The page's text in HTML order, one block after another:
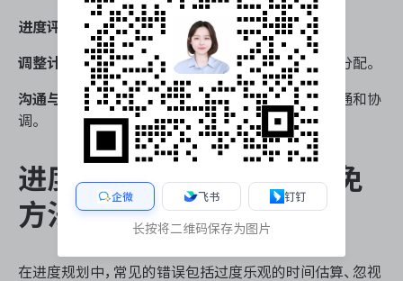
进度评审： 定期评审项目进度，识别偏差。
调整计划： 根据进度评审结果，及时调整计划和资源分配。
沟通与协调：确保所有相关方了解进度变化，及时沟通和协
调。
进度规划的常见错误与避免
方法
在进度规划中，常见的错误包括过度乐观的时间估算、忽视
企微 飞书 钉钉
长按将二维码保存为图片